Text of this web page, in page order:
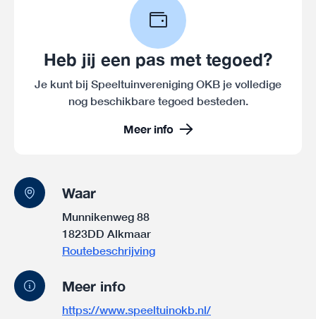
Heb jij een pas met tegoed?
Je kunt bij Speeltuinvereniging OKB je volledige
nog beschikbare tegoed besteden.
Meer info
Waar
Munnikenweg 88
1823DD Alkmaar
Routebeschrijving
Meer info
https://www.speeltuinokb.nl/